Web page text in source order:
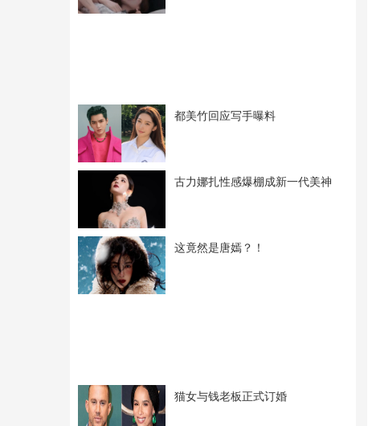
都美竹回应写手曝料
古力娜扎性感爆棚成新一代美神
这竟然是唐嫣？！
猫女与钱老板正式订婚